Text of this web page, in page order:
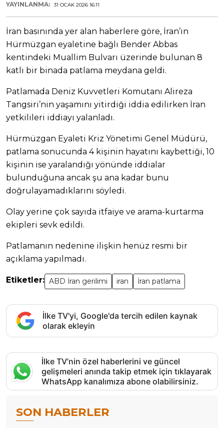
YAYINLANMA: 31 OCAK 2026 16:11
İran basınında yer alan haberlere göre, İran’ın
Hürmüzgan eyaletine bağlı Bender Abbas
kentindeki Muallim Bulvarı üzerinde bulunan 8
katlı bir binada patlama meydana geldi.
Patlamada Deniz Kuvvetleri Komutanı Alireza
Tangsiri’nin yaşamını yitirdiği iddia edilirken İran
yetkilileri iddiayı yalanladı.
Hürmüzgan Eyaleti Kriz Yönetimi Genel Müdürü,
patlama sonucunda 4 kişinin hayatını kaybettiği, 10
kişinin ise yaralandığı yönünde iddialar
bulunduğuna ancak şu ana kadar bunu
doğrulayamadıklarını söyledi.
Olay yerine çok sayıda itfaiye ve arama-kurtarma
ekipleri sevk edildi.
Patlamanın nedenine ilişkin henüz resmi bir
açıklama yapılmadı.
Etiketler: ABD İran gerilimi iran İran patlama
İlke TV'yi, Google'da tercih edilen kaynak
olarak ekleyin
İlke TV’nin özel haberlerini ve güncel
gelişmeleri anında takip etmek için tıklayarak
WhatsApp kanalımıza abone olabilirsiniz.
SON HABERLER